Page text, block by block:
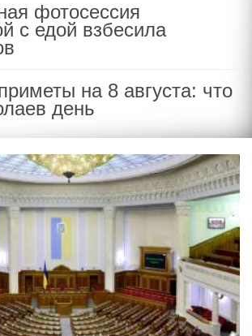
фотосессия
с едой взбесила
на 8 августа: что
день